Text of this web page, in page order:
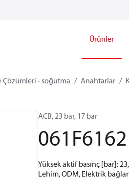
Ürünler
- soğutma Anahtarlar
ACB, 23 bar, 17 bar
061F6162
Yüksek aktif basınç [bar]:
Lehim, ODM, Elektrik